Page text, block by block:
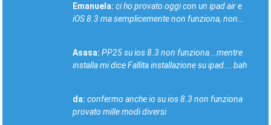
Emanuela: ci ho provato oggi con un ipad air e
iOS 8.3 ma semplicemente non funziona, non…
Asasa: PP25 su ios 8.3 non funziona...mentre
installa mi dice Fallita installazione su ipad....bah
da: confermo anche io su ios 8.3 non funziona
provato mille modi diversi